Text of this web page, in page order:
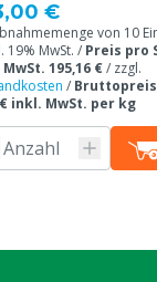
€
von 10
19% MwSt. / Preis pro
195,16 €/ zzgl.
/
€ inkl. MwSt. per kg